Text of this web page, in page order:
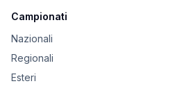
Campionati
Nazionali
Regionali
Esteri